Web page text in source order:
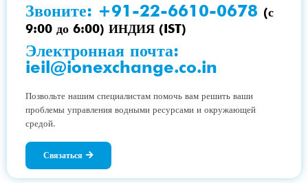
Звоните: +91-22-6610-0678 (с
9:00 до 6:00) ИНДИЯ (IST)
Электронная почта:
ieil@ionexchange.co.in
Позвольте нашим специалистам помочь вам решить ваши
проблемы управления водными ресурсами и окружающей
средой.
Связаться